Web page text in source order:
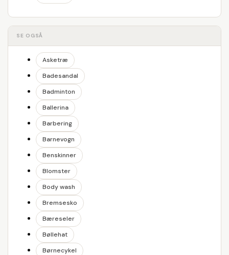
SE OGSÅ
Asketræ
Badesandal
Badminton
Ballerina
Barbering
Barnevogn
Benskinner
Blomster
Body wash
Bremsesko
Bæreseler
Bøllehat
Børnecykel